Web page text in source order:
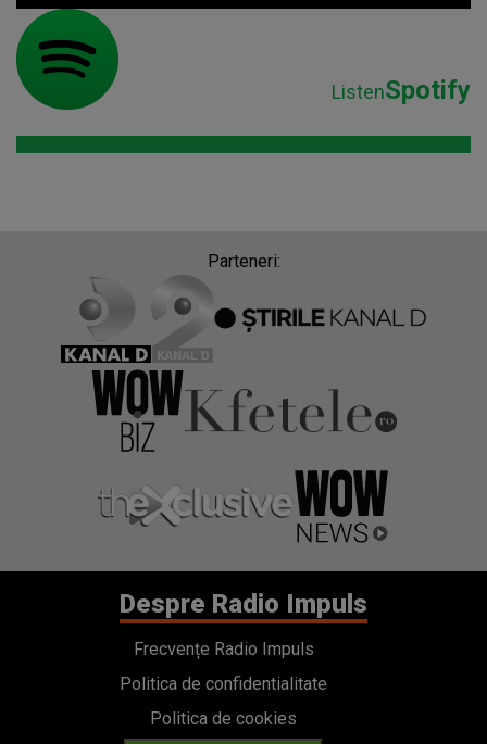
ListenSpotify
Parteneri:
Despre Radio Impuls
Frecvențe Radio Impuls
Politica de confidentialitate
Politica de cookies